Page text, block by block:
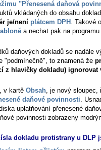
"Přenesená daňová
vkládaných do obsahu
je/není plátcem DPH . Takové
a nechat pak na
daňových dokladů se nadále
"podmínečně", to znamená že
z hlavičky dokladu) ignorovat
v kartě Obsah, je nový sloupec,
daňové povinnosti.
uplatňování přenesené
povinnosti zobrazeny
dokladu protistrany u DLP